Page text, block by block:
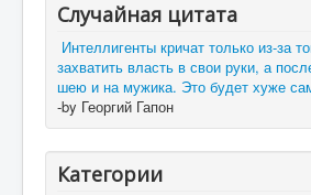
Случайная цитата
Интеллигенты кричат только из-за
захватить власть в свои руки, а
шею и на мужика. Это будет хуже
-by Георгий Гапон
Категории